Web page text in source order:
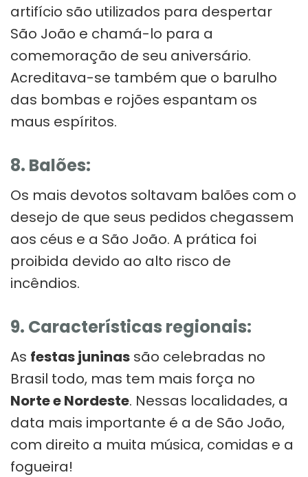
artifício são utilizados para despertar
São João e chamá-lo para a
comemoração de seu aniversário.
Acreditava-se também que o barulho
das bombas e rojões espantam os
maus espíritos.
8. Balões:
Os mais devotos soltavam balões com o
desejo de que seus pedidos chegassem
aos céus e a São João. A prática foi
proibida devido ao alto risco de
incêndios.
9. Características regionais:
As festas juninas são celebradas no
Brasil todo, mas tem mais força no
Norte e Nordeste. Nessas localidades, a
data mais importante é a de São João,
com direito a muita música, comidas e a
fogueira!